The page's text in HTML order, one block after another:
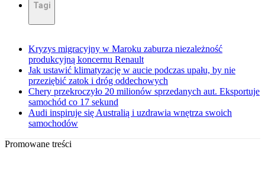
Tagi
Kryzys migracyjny w Maroku zaburza niezależność
produkcyjną koncernu Renault
Jak ustawić klimatyzację w aucie podczas upału, by nie
przeziębić zatok i dróg oddechowych
Chery przekroczyło 20 milionów sprzedanych aut. Eksportuje
samochód co 17 sekund
Audi inspiruje się Australią i uzdrawia wnętrza swoich
samochodów
Promowane treści